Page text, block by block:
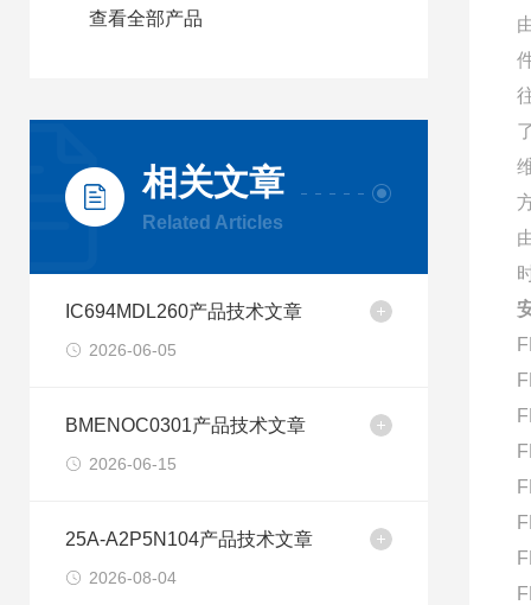
查看全部产品
相关文章
Related Articles
IC694MDL260产品技术文章
2026-06-05
BMENOC0301产品技术文章
2026-06-15
25A-A2P5N104产品技术文章
2026-08-04